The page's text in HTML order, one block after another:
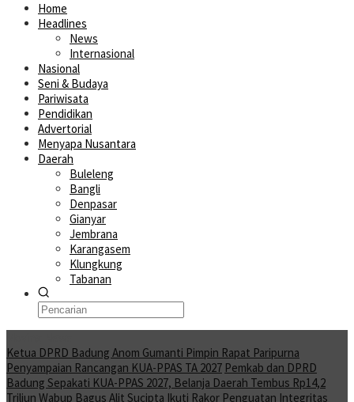
Home
Headlines
News
Internasional
Nasional
Seni & Budaya
Pariwisata
Pendidikan
Advertorial
Menyapa Nusantara
Daerah
Buleleng
Bangli
Denpasar
Gianyar
Jembrana
Karangasem
Klungkung
Tabanan
Ketua DPRD Badung Anom Gumanti Pimpin Rapat Paripurna
Penyampaian Rancangan KUA-PPAS TA 2027 Pemkab dan DPRD
Badung Sepakati KUA-PPAS 2027, Belanja Daerah Tembus Rp14,2
Triliun Wabup Bagus Alit Sucipta Ikuti Rakor Penguatan Integritas